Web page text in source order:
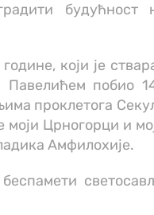
будућност
који је
Павелићем побио
проклетога
Црногорци и
Амфилохије.